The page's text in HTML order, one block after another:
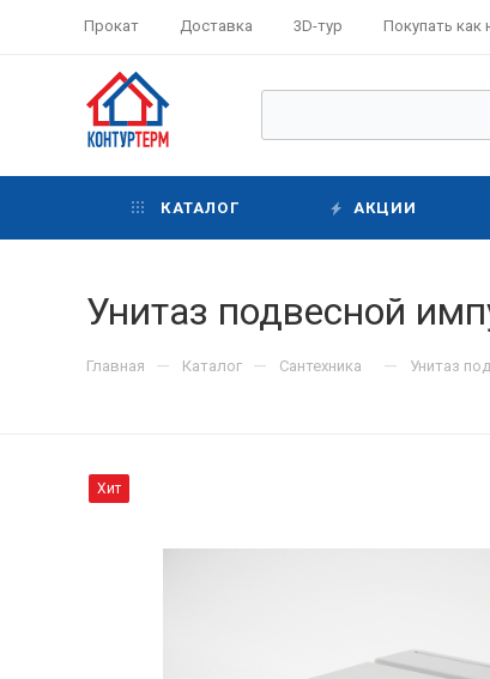
Прокат Доставка 3D-тур Покупать как
КАТАЛОГ АКЦИИ
Унитаз подвесной
Главная — Каталог — Сантехника — Унитаз
Хит